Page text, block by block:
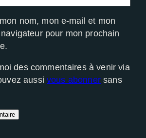
nom, mon e-mail et mon
pour mon prochain
des commentaires à venir via
aussivous abonnersans